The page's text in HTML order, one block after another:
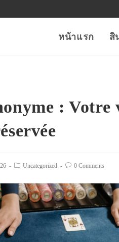
หน้าแรก สิ
:
PostUncategorized
Post0 Comments